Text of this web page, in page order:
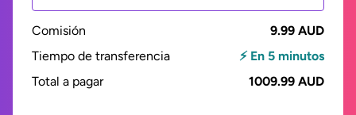
Comisión
9.99 AUD
Tiempo de transferencia
⚡ En 5 minutos
Total a pagar
1009.99 AUD